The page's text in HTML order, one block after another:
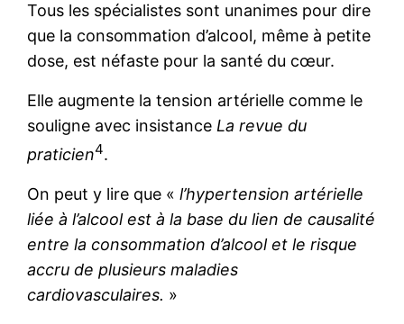
Tous les spécialistes sont unanimes pour dire
que la consommation d’alcool, même à petite
dose, est néfaste pour la santé du cœur.
Elle augmente la tension artérielle comme le
souligne avec insistanceLa revue du
praticien4.
On peut y lire que «l’hypertension artérielle
liée à l’alcool est à la base du lien de causalité
entre la consommation d’alcool et le risque
accru de plusieurs maladies
cardiovasculaires. »